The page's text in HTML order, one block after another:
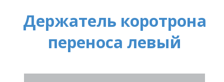
Держатель коротрона
переноса левый